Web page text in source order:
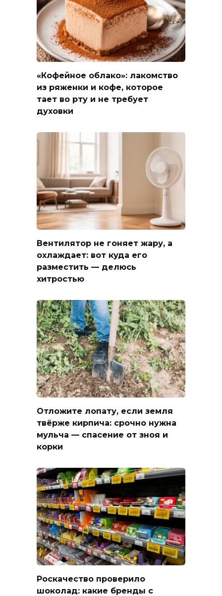
«Кофейное облако»: лакомство
из ряженки и кофе, которое
тает во рту и не требует
духовки
Вентилятор не гоняет жару, а
охлаждает: вот куда его
разместить — делюсь
хитростью
Отложите лопату, если земля
твёрже кирпича: срочно нужна
мульча — спасение от зноя и
корки
Роскачество проверило
шоколад: какие бренды с